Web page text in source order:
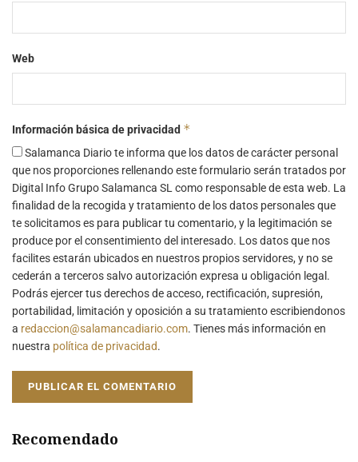
Web
Información básica de privacidad *
Salamanca Diario te informa que los datos de carácter personal
que nos proporciones rellenando este formulario serán tratados por
Digital Info Grupo Salamanca SL como responsable de esta web. La
finalidad de la recogida y tratamiento de los datos personales que
te solicitamos es para publicar tu comentario, y la legitimación se
produce por el consentimiento del interesado. Los datos que nos
facilites estarán ubicados en nuestros propios servidores, y no se
cederán a terceros salvo autorización expresa u obligación legal.
Podrás ejercer tus derechos de acceso, rectificación, supresión,
portabilidad, limitación y oposición a su tratamiento escribiendonos
a redaccion@salamancadiario.com. Tienes más información en
nuestra política de privacidad.
Recomendado